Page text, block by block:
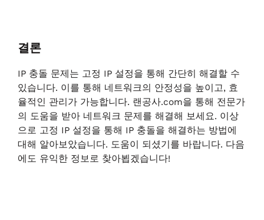
결론
IP 충돌 문제는 고정 IP 설정을 통해 간단히 해결할 수
있습니다. 이를 통해 네트워크의 안정성을 높이고, 효
율적인 관리가 가능합니다. 랜공사.com을 통해 전문가
의 도움을 받아 네트워크 문제를 해결해 보세요. 이상
으로 고정 IP 설정을 통해 IP 충돌을 해결하는 방법에
대해 알아보았습니다. 도움이 되셨기를 바랍니다. 다음
에도 유익한 정보로 찾아뵙겠습니다!